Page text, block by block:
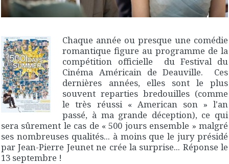
Chaque année ou presque une comédie
romantique figure au programme de la
compétition officielle du Festival du
Cinéma Américain de Deauville. Ces
dernières années, elles sont le plus
souvent reparties bredouilles (comme
le très réussi « American son » l'an
passé, à ma grande déception), ce qui
sera sûrement le cas de « 500 jours ensemble » malgré
ses nombreuses qualités... à moins que le jury présidé
par Jean-Pierre Jeunet ne crée la surprise... Réponse le
13 septembre !